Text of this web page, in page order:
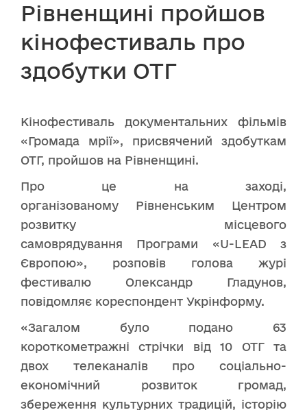
Рівненщині пройшов
кінофестиваль про
здобутки ОТГ
Кінофестиваль документальних фільмів
«Громада мрії», присвячений здобуткам
ОТГ, пройшов на Рівненщині.
Про це на заході,
організованому Рівненським Центром
розвитку місцевого
самоврядування Програми «U-LEAD з
Європою», розповів голова журі
фестивалю Олександр Гладунов,
повідомляє кореспондент Укрінформу.
«Загалом було подано 63
короткометражні стрічки від 10 ОТГ та
двох телеканалів про соціально-
економічний розвиток громад,
збереження культурних традицій, історію